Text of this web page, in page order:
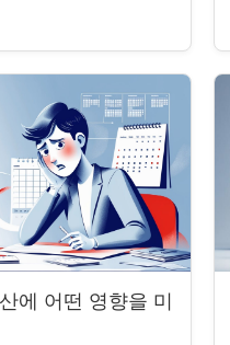
이 달라지면 하나의 공
에 어떤 영향을 미